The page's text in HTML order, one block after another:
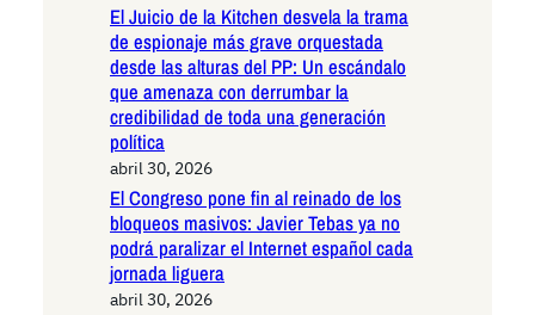
El Juicio de la Kitchen desvela la trama
de espionaje más grave orquestada
desde las alturas del PP: Un escándalo
que amenaza con derrumbar la
credibilidad de toda una generación
política
abril 30, 2026
El Congreso pone fin al reinado de los
bloqueos masivos: Javier Tebas ya no
podrá paralizar el Internet español cada
jornada liguera
abril 30, 2026